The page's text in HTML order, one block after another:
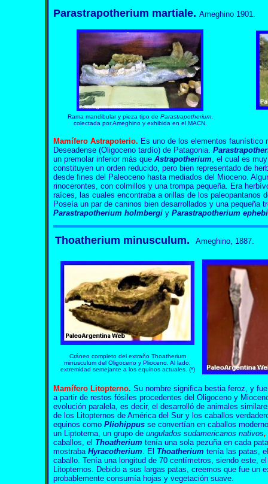
Parastrapotherium martiale. Ameghino 1901.
Rama mandibular y pieza tipo de Parastrapotherium,
colectada por Ameghino y exhibida en el MACN.
Mamífero Astrapoterio. Es uno de los elementos faunístico
Deseadense (Oligoceno tardío) de Patagonia.
un premolar inferior más que Astrapotherium , el cual es
constituyen un orden reducido, pero bien representado de
desde fines del Paleoceno hasta mediados del Mioceno.
rinocerontes, con colmillos y una trompa pequeña. Era
raíces, las cuales encontraba a orillas de los paleopantanos
Poseía un par de caninos bien desarrollados y una pequeña
Parastrapotherium holmbergi y Parastrapotherium
Thoatherium minusculum. Ameghino, 1887.
Cráneo completo del extraño Thoatherium
minusculum del Oligoceno y Plioceno. Al lado,
extremidad semejante a los equinos actuales. (*)
Mamífero Litopterno. Su nombre significa bestia feroz, y
a partir de restos fósiles procedentes del Oligoceno y
evolución paralela, es decir, el desarrolló de animales
de los Litopternos de América del Sur y los caballos
equinos como Pliohippus se convertían en caballos
un Liptoterna, un grupo de ungulados sudamericanos nativos,
caballos, el Thoatherium tenía una sola pezuña en cada
mostraba Hyracotherium. El Thoatherium tenía las patas,
caballo. Tenía una longitud de 70 centímetros, siendo este,
Litopternos. Debido a sus largas patas, creemos que fue un
probablemente consumía hojas y vegetación suave.